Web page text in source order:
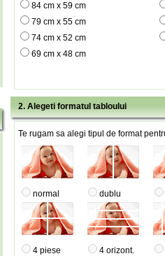
84 cm x 59 cm
79 cm x 55 cm
74 cm x 52 cm
69 cm x 48 cm
2. Alegeti formatul tabloului
Te rugam sa alegi tipul de format
normal dublu
4 piese 4 orizont.